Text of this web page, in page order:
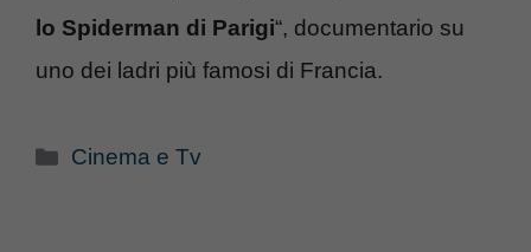
lo Spiderman di Parigi“, documentario su
uno dei ladri più famosi di Francia.
Categorie
Cinema e Tv